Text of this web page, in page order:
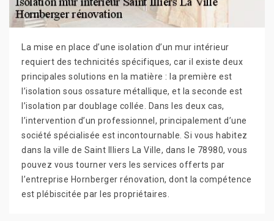
La mise en place d’une isolation d’un mur intérieur
requiert des technicités spécifiques, car il existe deux
principales solutions en la matière : la première est
l’isolation sous ossature métallique, et la seconde est
l’isolation par doublage collée. Dans les deux cas,
l’intervention d’un professionnel, principalement d’une
société spécialisée est incontournable. Si vous habitez
dans la ville de Saint Illiers La Ville, dans le 78980, vous
pouvez vous tourner vers les services offerts par
l’entreprise Hornberger rénovation, dont la compétence
est plébiscitée par les propriétaires.